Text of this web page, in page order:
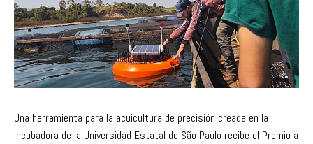
Una herramienta para la acuicultura de precisión creada en la
incubadora de la Universidad Estatal de São Paulo recibe el Premio a